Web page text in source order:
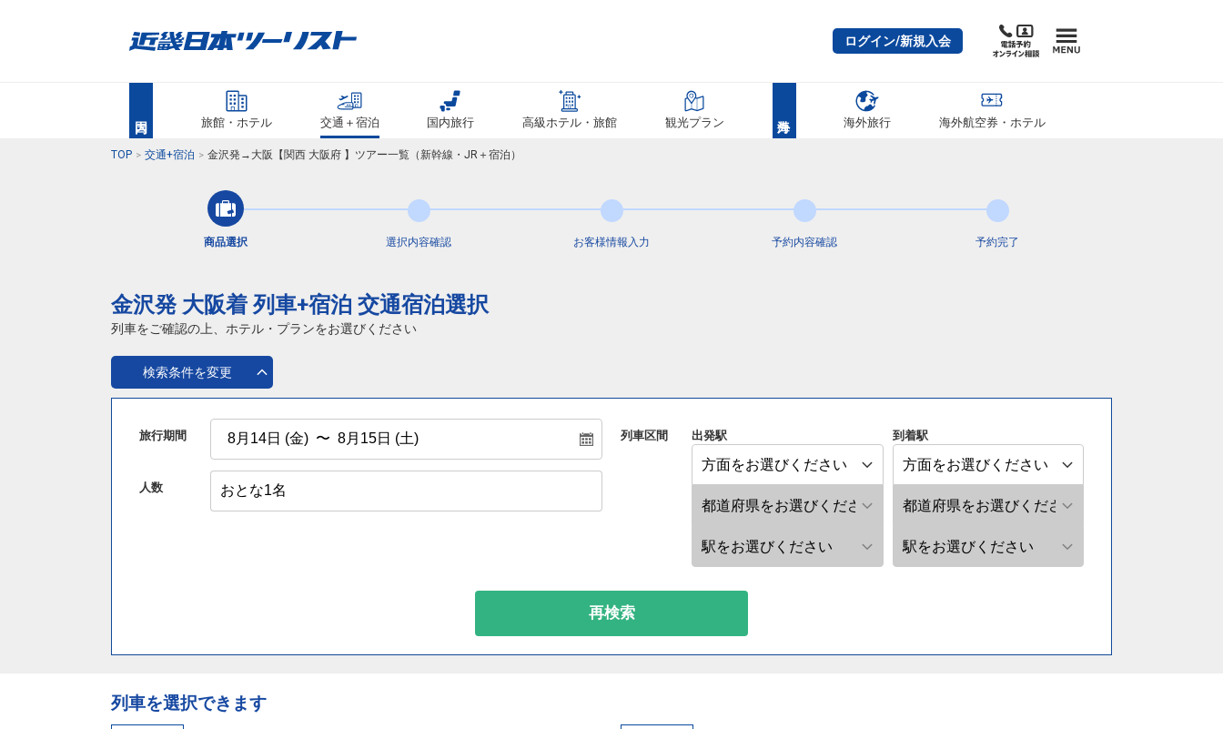
ログイン/新規入会
旅館・ホテル 交通＋宿泊 国内旅行 高級ホテル・旅館 観光プラン 海外旅行 海外航空券・ホテル
TOP 交通+宿泊 金沢発→大阪【関西 大阪府 】ツアー一覧（新幹線・JR＋宿泊）
商品選択 選択内容確認 お客様情報 入力 予約内容確認 予約完了
金沢発 大阪着 列車+宿泊 交通宿泊選択
列車をご確認の上、ホテル・プランをお選びください
検索条件を変更
旅行期間
人数
列車区間 出発駅 到着駅
再検索
列車を選択できます